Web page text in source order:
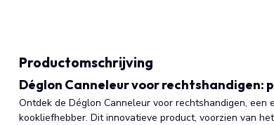
Productomschrijving
Déglon Canneleur voor rechtshandigen:
Ontdek de Déglon Canneleur voor rechtshandigen,
kookliefhebber. Dit innovatieve product, voorzien van